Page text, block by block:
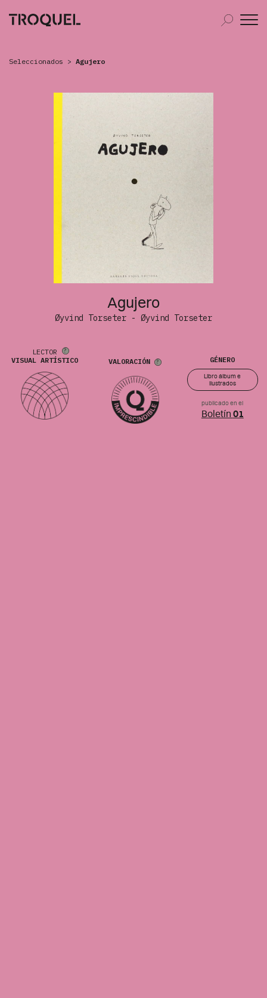
Seleccionados > Agujero
Agujero
Øyvind Torseter - Øyvind Torseter
LECTOR
VISUAL ARTÍSTICO
VALORACIÓN GÉNERO
Libro álbum e
ilustrados
publicado en el
Boletín 01